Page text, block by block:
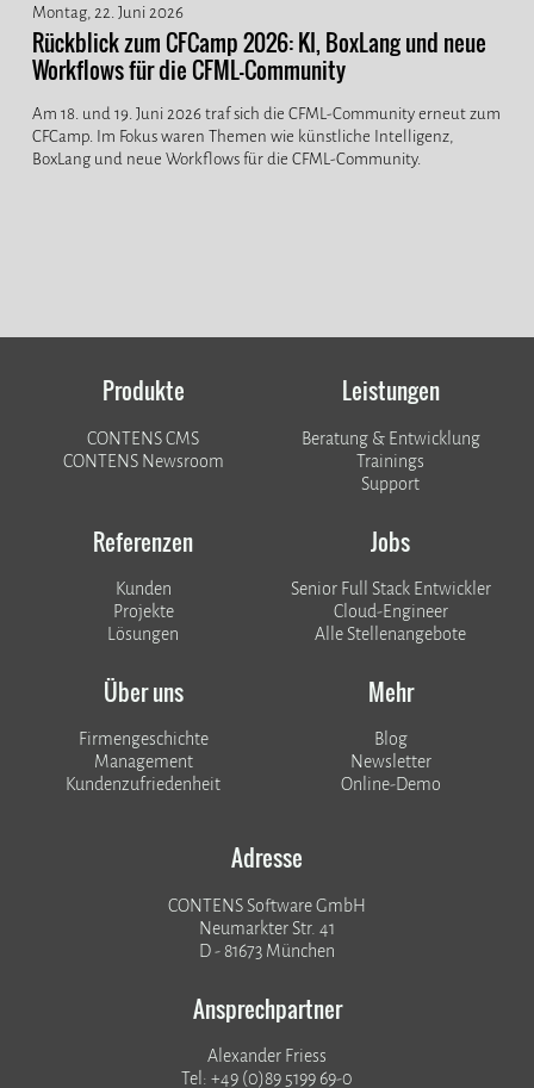
Montag, 22. Juni 2026
Rückblick zum CFCamp 2026: KI, BoxLang und neue
Workflows für die CFML-Community
Am 18. und 19. Juni 2026 traf sich die CFML-Community erneut zum
CFCamp. Im Fokus waren Themen wie künstliche Intelligenz,
BoxLang und neue Workflows für die CFML-Community.
Produkte
CONTENS CMS
CONTENS Newsroom
Leistungen
Beratung & Entwicklung
Trainings
Support
Referenzen
Kunden
​​​​​​​Projekte
Lösungen
Jobs
Senior Full Stack Entwickler
Cloud-Engineer
Alle Stellenangebote
Über uns
Firmengeschichte
Management
Kundenzufriedenheit
Mehr
Blog
Newsletter
Online-Demo
Adresse
CONTENS Software GmbH
Neumarkter Str. 41
D - 81673 München
Ansprechpartner
Alexander Friess
Tel: +49 (0)89 5199 69-0